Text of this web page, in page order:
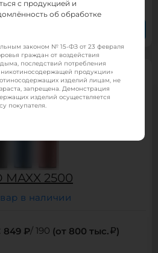
MAXX 2500
в наличии
849 ₽/ 190 (от 800 тыс. )
с продукцией и
об обработке
законом № 15-ФЗ от 23 февраля
граждан от воздействия
последствий потребления
продукции»
изделий лицам, не
запрещена. Демонстрация
изделий осуществляется
покупателя.